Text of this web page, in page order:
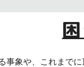
事象や、 これまで